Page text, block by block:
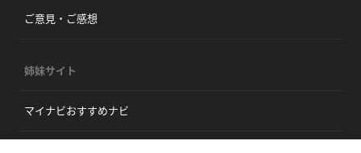
ご意見・ご感想
姉妹サイト
マイナビおすすめナビ